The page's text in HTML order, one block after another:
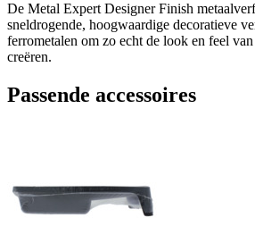
De Metal Expert Designer Finish
sneldrogende, hoogwaardige decoratieve
ferrometalen om zo echt de look en feel
creëren.
Passende accessoires